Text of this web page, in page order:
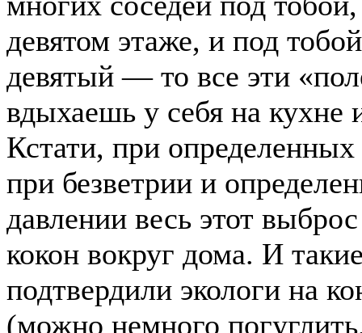
девятом этаже, и под
девятый — то все эти
вдыхаешь у себя на кухне
Кстати, при
при безветрии и
давлении весь этот
кокон вокруг дома. И
подтвердили экологи на
(можно немного